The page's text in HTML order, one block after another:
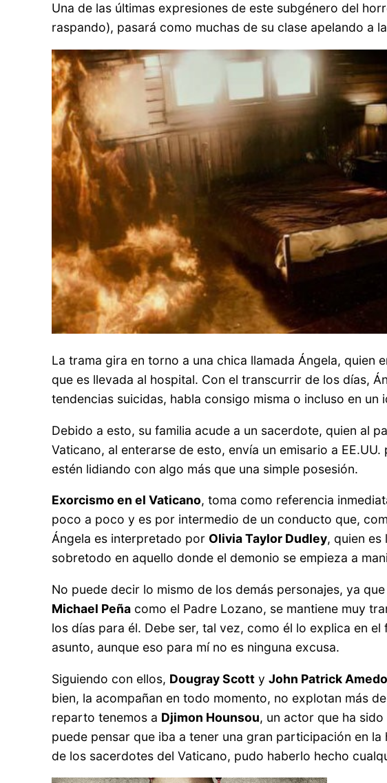
Una de las últimas expresiones de este subgénero del
raspando), pasará como muchas de su clase apelando a
La trama gira en torno a una chica llamada Ángela,
que es llevada al hospital. Con el transcurrir de los días,
tendencias suicidas, habla consigo misma o incluso en un
Debido a esto, su familia acude a un sacerdote, quien al
Vaticano, al enterarse de esto, envía un emisario a
estén lidiando con algo más que una simple posesión.
Exorcismo en el Vaticano, toma como referencia
poco a poco y es por intermedio de un conducto que,
Ángela es interpretado por Olivia Taylor Dudley, quien es
sobretodo en aquello donde el demonio se empieza a
No puede decir lo mismo de los demás personajes, ya
Michael Peña como el Padre Lozano, se mantiene muy
los días para él. Debe ser, tal vez, como él lo explica en
asunto, aunque eso para mí no es ninguna excusa.
Siguiendo con ellos, Dougray Scott yJohn Patrick
bien, la acompañan en todo momento, no explotan más
reparto tenemos a Djimon Hounsou, un actor que ha
puede pensar que iba a tener una gran participación en
de los sacerdotes del Vaticano, pudo haberlo hecho